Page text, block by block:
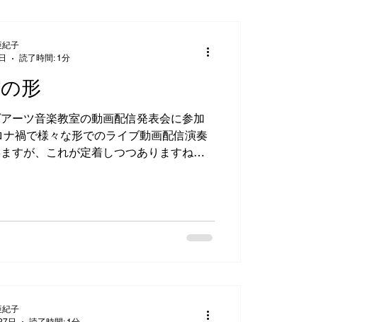
形
ーツ音楽教室の動画配信発表会に参加
ナ禍で様々な形でのライブ動画配信演奏
すが、これが定着しつつありますね〜
紀子
読了時間: 1分
紀子